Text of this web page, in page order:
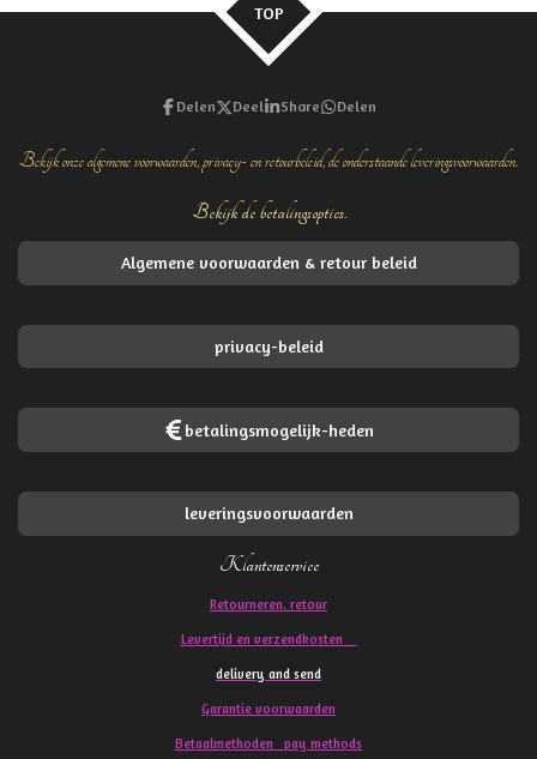
TOP
Delen Deel Share Delen
Bekijk onze algemene voorwaarden, privacy- en retourbeleid, de onderstaande leveringsvoorwaarden.
Bekijk de betalingsopties.
Algemene voorwaarden & retour beleid
privacy-beleid
betalingsmogelijk-heden
leveringsvoorwaarden
Klantenservice
Retourneren. retour
Levertijd en verzendkosten
delivery and send
Garantie voorwaarden
Betaalmethoden pay methods